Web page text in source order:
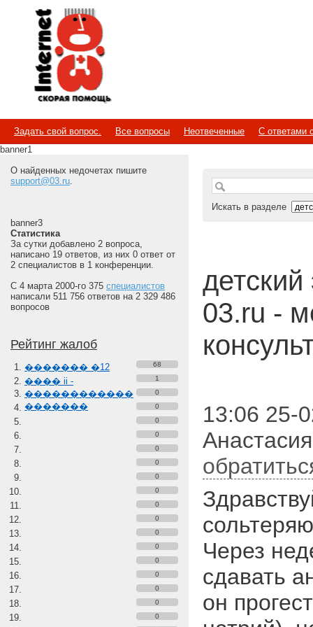
Internet
Скорая помощь
Задать свой вопрос. Все вопросы Неотвеченные
С ответами
banner1
О найденных недочетах пишите
support@03.ru.
banner3
Статистика
За сутки добавлено 2 вопроса,
написано 19 ответов, из них 0 ответ от
2 специалистов в 1 конференции.
С 4 марта 2000-го 375 специалистов
написали 511 756 ответов на 2 329 486
вопросов
Рейтинг жалоб
������� �12 68
���� ii -
������������
�������
1
0
0
0
0
0
0
0
0
0
0
0
0
0
0
0
0
0
Искать в разделе
03.ru -
13:06 25-
Через
сдавать
он